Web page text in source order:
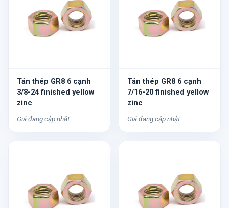
Tán thép GR8 6 cạnh
3/8-24 finished yellow
zinc
Giá đang cập nhật
Tán thép GR8 6 cạnh
7/16-20 finished yellow
zinc
Giá đang cập nhật